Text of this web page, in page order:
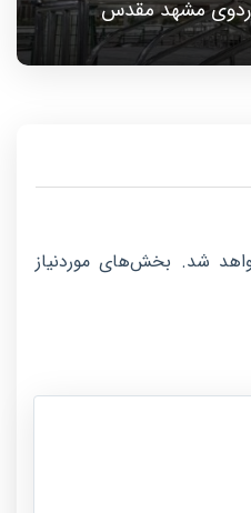
اردوی مشهد مقدس
شد. بخش‌های موردنیاز